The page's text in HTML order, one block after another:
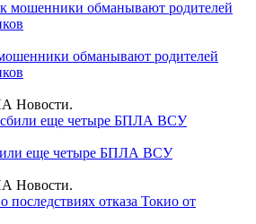
обманывают родителей
Новости.
еще четыре БПЛА ВСУ
Новости.